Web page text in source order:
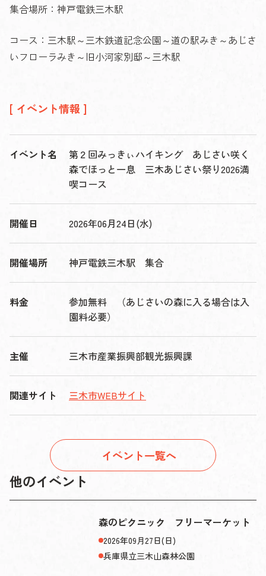
集合場所：神戸電鉄三木駅
コース：三木駅～三木鉄道記念公園～道の駅みき～あじさ
いフローラみき～旧小河家別邸～三木駅
[ イベント情報 ]
イベント名
第２回みっきぃハイキング あじさい咲く
森でほっと一息 三木あじさい祭り2026満
喫コース
開催日 2026年06月24日(水)
開催場所 神戸電鉄三木駅 集合
料金
参加無料 （あじさいの森に入る場合は入
園料必要）
主催 三木市産業振興部観光振興課
関連サイト 三木市WEBサイト
イベント一覧へ
他のイベント
森のピクニック フリーマーケット
2026年09月27日(日)
兵庫県立三木山森林公園